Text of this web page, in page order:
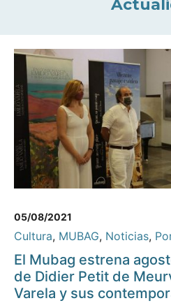
05/08/2021
Cultura, MUBAG, Noticias,
El Mubag estrena
de Didier Petit de
Varela y sus